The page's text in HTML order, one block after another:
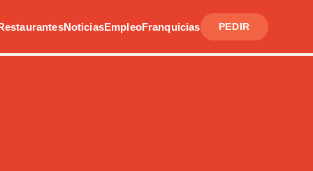
NoticiasEmpleoFranquicias PEDIR